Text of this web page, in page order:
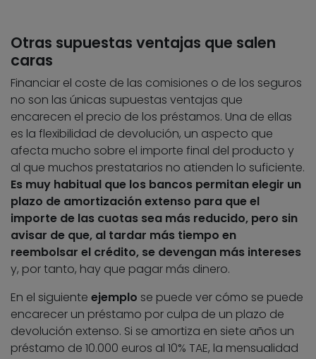
Otras supuestas ventajas que salen
caras
Financiar el coste de las comisiones o de los seguros
no son las únicas supuestas ventajas que
encarecen el precio de los préstamos. Una de ellas
es la flexibilidad de devolución, un aspecto que
afecta mucho sobre el importe final del producto y
al que muchos prestatarios no atienden lo suficiente.
Es muy habitual que los bancos permitan elegir un
plazo de amortización extenso para que el
importe de las cuotas sea más reducido, pero sin
avisar de que, al tardar más tiempo en
reembolsar el crédito, se devengan más intereses
y, por tanto, hay que pagar más dinero.
En el siguiente ejemplo se puede ver cómo se puede
encarecer un préstamo por culpa de un plazo de
devolución extenso. Si se amortiza en siete años un
préstamo de 10.000 euros al 10% TAE, la mensualidad